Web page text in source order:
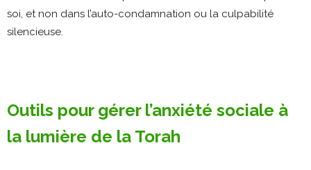
soi, et non dans l’auto-condamnation ou la culpabilité
silencieuse.
Outils pour gérer l’anxiété sociale à
la lumière de la Torah